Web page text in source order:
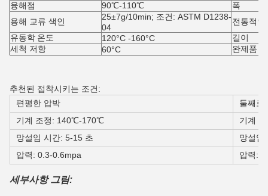
융해점
90℃-110℃
폭
용해 교류 색인
25±7g/10min; 조건: ASTM D1238-
04
전통적인
유동학 온도
120°C -160°C
길이
세척 저항
60°C 완제품
추천된 접착시키는 조건:
편평한 압박
둘째로
기계 조정: 140℃-170℃
기계
망설임 시간: 5-15 초
망설임
압력: 0.3-0.6mpa
압력:
세부사항 그림: